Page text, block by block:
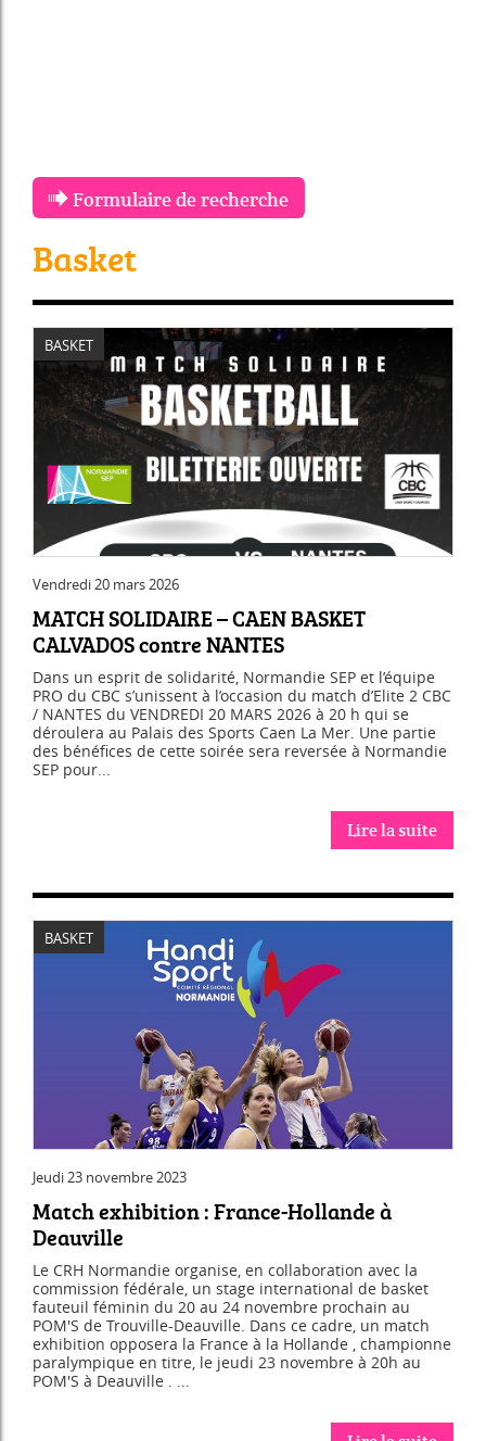
Formulaire de recherche
Basket
BASKET
Vendredi 20 mars 2026
MATCH SOLIDAIRE – CAEN BASKET
CALVADOS contre NANTES
Dans un esprit de solidarité, Normandie SEP et l’équipe
PRO du CBC s’unissent à l’occasion du match d’Elite 2 CBC
/ NANTES du VENDREDI 20 MARS 2026 à 20 h qui se
déroulera au Palais des Sports Caen La Mer. Une partie
des bénéfices de cette soirée sera reversée à Normandie
SEP pour...
Lire la suite
BASKET
Jeudi 23 novembre 2023
Match exhibition : France-Hollande à
Deauville
Le CRH Normandie organise, en collaboration avec la
commission fédérale, un stage international de basket
fauteuil féminin du 20 au 24 novembre prochain au
POM'S de Trouville-Deauville. Dans ce cadre, un match
exhibition opposera la France à la Hollande , championne
paralympique en titre, le jeudi 23 novembre à 20h au
POM'S à Deauville . ...